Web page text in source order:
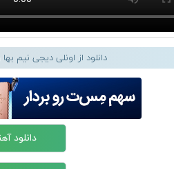
دانلود از اونلی دیجی نیم
دانلود